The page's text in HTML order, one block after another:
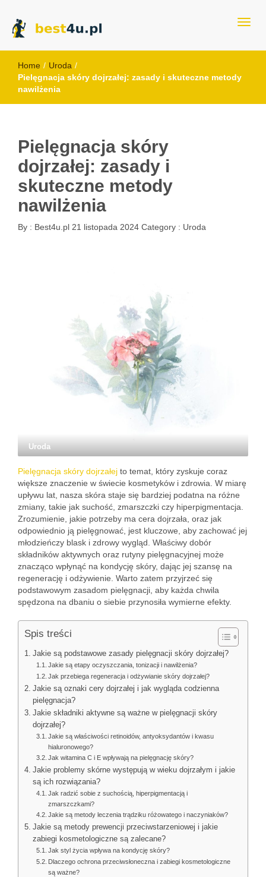
best4u.pl
Home / Uroda /
Pielęgnacja skóry dojrzałej: zasady i skuteczne metody
nawilżenia
Pielęgnacja skóry
dojrzałej: zasady i
skuteczne metody
nawilżenia
By : Best4u.pl 21 listopada 2024 Category : Uroda
Uroda
Pielęgnacja skóry dojrzałej to temat, który zyskuje coraz
większe znaczenie w świecie kosmetyków i zdrowia. W miarę
upływu lat, nasza skóra staje się bardziej podatna na różne
zmiany, takie jak suchość, zmarszczki czy hiperpigmentacja.
Zrozumienie, jakie potrzeby ma cera dojrzała, oraz jak
odpowiednio ją pielęgnować, jest kluczowe, aby zachować jej
młodzieńczy blask i zdrowy wygląd. Właściwy dobór
składników aktywnych oraz rutyny pielęgnacyjnej może
znacząco wpłynąć na kondycję skóry, dając jej szansę na
regenerację i odżywienie. Warto zatem przyjrzeć się
podstawowym zasadom pielęgnacji, aby każda chwila
spędzona na dbaniu o siebie przynosiła wymierne efekty.
Spis treści
Jakie są podstawowe zasady pielęgnacji skóry dojrzałej?
Jakie są etapy oczyszczania, tonizacji i nawilżenia?
Jak przebiega regeneracja i odżywianie skóry dojrzałej?
Jakie są oznaki cery dojrzałej i jak wygląda codzienna
pielęgnacja?
Jakie składniki aktywne są ważne w pielęgnacji skóry
dojrzałej?
Jakie są właściwości retinoidów, antyoksydantów i kwasu
hialuronowego?
Jak witamina C i E wpływają na pielęgnację skóry?
Jakie problemy skórne występują w wieku dojrzałym i jakie
są ich rozwiązania?
Jak radzić sobie z suchością, hiperpigmentacją i
zmarszczkami?
Jakie są metody leczenia trądziku różowatego i naczyniaków?
Jakie są metody prewencji przeciwstarzeniowej i jakie
zabiegi kosmetologiczne są zalecane?
Jak styl życia wpływa na kondycję skóry?
Dlaczego ochrona przeciwsłoneczna i zabiegi kosmetologiczne
są ważne?